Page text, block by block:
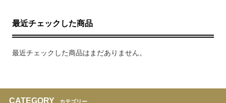
最近チェックした商品
最近チェックした商品はまだありません。
CATEGORY カテゴリー